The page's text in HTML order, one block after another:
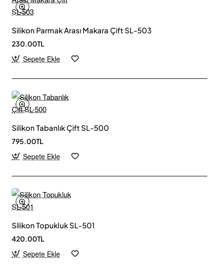
Silikon Parmak Arası Makara Çift SL-503
230.00TL
Sepete Ekle
Silikon Tabanlık Çift SL-500
795.00TL
Sepete Ekle
Silikon Topukluk SL-501
420.00TL
Sepete Ekle